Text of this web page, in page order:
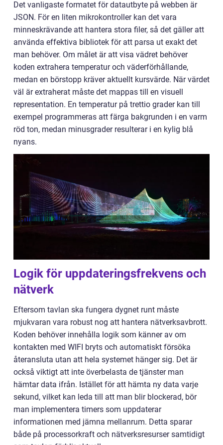
Det vanligaste formatet för datautbyte på webben är
JSON. För en liten mikrokontroller kan det vara
minneskrävande att hantera stora filer, så det gäller att
använda effektiva bibliotek för att parsa ut exakt det
man behöver. Om målet är att visa vädret behöver
koden extrahera temperatur och väderförhållande,
medan en börstopp kräver aktuellt kursvärde. När värdet
väl är extraherat måste det mappas till en visuell
representation. En temperatur på trettio grader kan till
exempel programmeras att färga bakgrunden i en varm
röd ton, medan minusgrader resulterar i en kylig blå
nyans.
Logik för uppdateringsfrekvens och
nätverk
Eftersom tavlan ska fungera dygnet runt måste
mjukvaran vara robust nog att hantera nätverksavbrott.
Koden behöver innehålla logik som känner av om
kontakten med WIFI bryts och automatiskt försöka
återansluta utan att hela systemet hänger sig. Det är
också viktigt att inte överbelasta de tjänster man
hämtar data ifrån. Istället för att hämta ny data varje
sekund, vilket kan leda till att man blir blockerad, bör
man implementera timers som uppdaterar
informationen med jämna mellanrum. Detta sparar
både på processorkraft och nätverksresurser samtidigt